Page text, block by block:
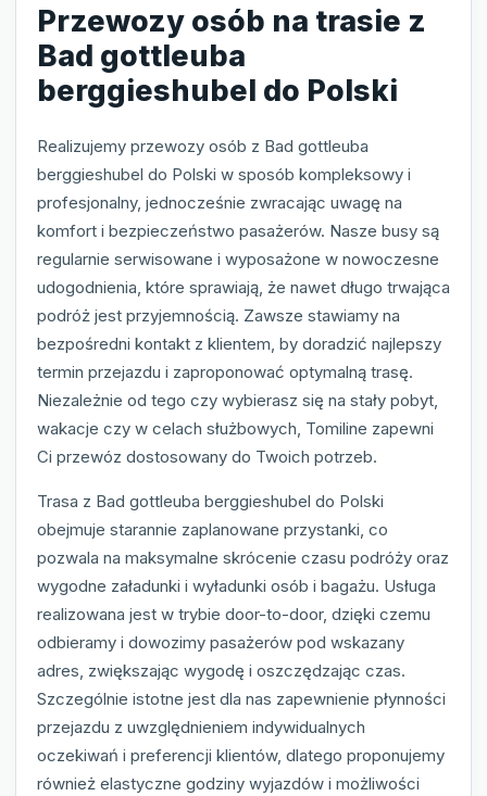
Przewozy osób na trasie z
Bad gottleuba
berggieshubel do Polski
Realizujemy przewozy osób z Bad gottleuba
berggieshubel do Polski w sposób kompleksowy i
profesjonalny, jednocześnie zwracając uwagę na
komfort i bezpieczeństwo pasażerów. Nasze busy są
regularnie serwisowane i wyposażone w nowoczesne
udogodnienia, które sprawiają, że nawet długo trwająca
podróż jest przyjemnością. Zawsze stawiamy na
bezpośredni kontakt z klientem, by doradzić najlepszy
termin przejazdu i zaproponować optymalną trasę.
Niezależnie od tego czy wybierasz się na stały pobyt,
wakacje czy w celach służbowych, Tomiline zapewni
Ci przewóz dostosowany do Twoich potrzeb.
Trasa z Bad gottleuba berggieshubel do Polski
obejmuje starannie zaplanowane przystanki, co
pozwala na maksymalne skrócenie czasu podróży oraz
wygodne załadunki i wyładunki osób i bagażu. Usługa
realizowana jest w trybie door-to-door, dzięki czemu
odbieramy i dowozimy pasażerów pod wskazany
adres, zwiększając wygodę i oszczędzając czas.
Szczególnie istotne jest dla nas zapewnienie płynności
przejazdu z uwzględnieniem indywidualnych
oczekiwań i preferencji klientów, dlatego proponujemy
również elastyczne godziny wyjazdów i możliwości